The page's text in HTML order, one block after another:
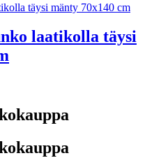
laatikolla täysi